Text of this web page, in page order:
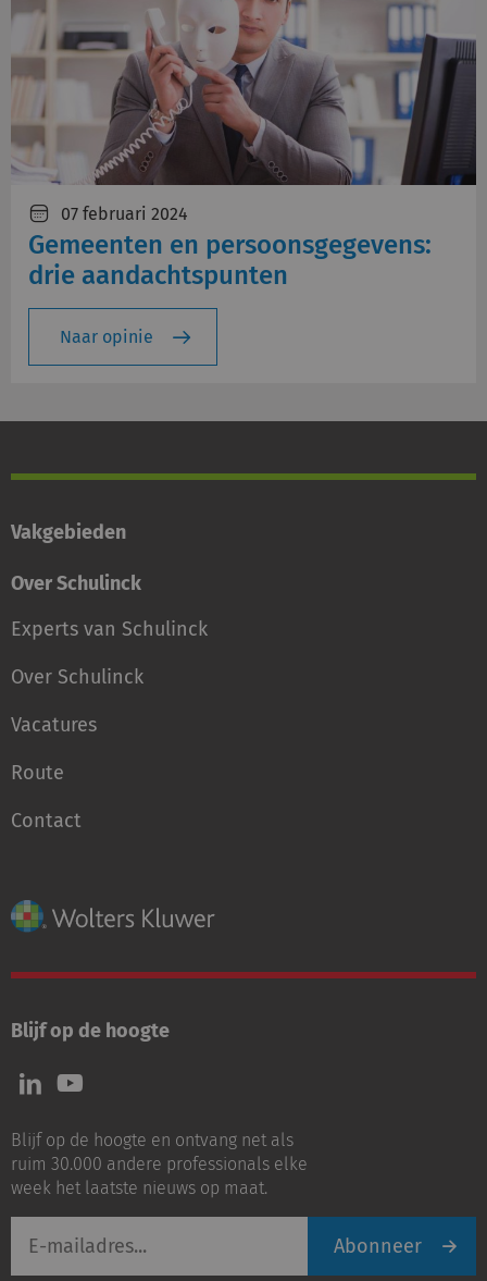
07 februari 2024
Gemeenten en persoonsgegevens:
drie aandachtspunten
Naar opinie
Vakgebieden
Over Schulinck
Experts van Schulinck
Over Schulinck
Vacatures
Route
Contact
Blijf op de hoogte
Volg
ons
LinkedIn
Volg
ons
Youtube
Blijf op de hoogte en ontvang net als
ruim 30.000 andere professionals elke
week het laatste nieuws op maat.
mailadres
Abonneer